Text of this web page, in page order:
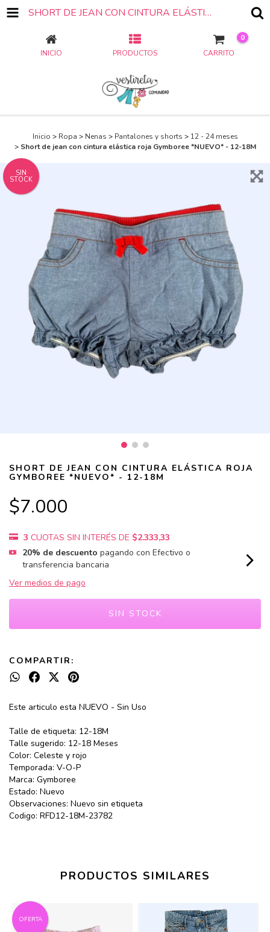
SHORT DE JEAN CON CINTURA ELÁSTICA ROJA GYMBOREE *NUEVO* - 12-18M
INICIO PRODUCTOS CARRITO
0
Inicio > Ropa > Nenas > Pantalones y shorts > 12 - 24 meses
> Short de jean con cintura elástica roja Gymboree *NUEVO* - 12-18M
SIN
STOCK
SHORT DE JEAN CON CINTURA ELÁSTICA ROJA
GYMBOREE *NUEVO* - 12-18M
$7.000
3 CUOTAS SIN INTERÉS DE $2.333,33
20% de descuento pagando con Efectivo o
transferencia bancaria
Ver medios de pago
COMPARTIR:
Este articulo esta NUEVO - Sin Uso
Talle de etiqueta: 12-18M
Talle sugerido: 12-18 Meses
Color: Celeste y rojo
Temporada: V-O-P
Marca: Gymboree
Estado: Nuevo
Observaciones: Nuevo sin etiqueta
Codigo: RFD12-18M-23782
PRODUCTOS SIMILARES
OFERTA